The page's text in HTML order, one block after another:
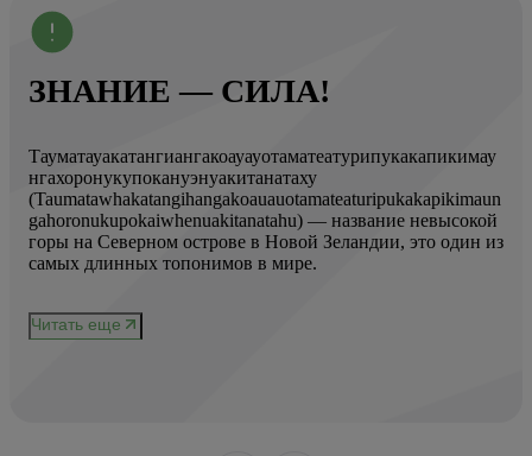
ЗНАНИЕ — СИЛА!
Тауматауакатангиангакоауауотаматеатурипукакапикимау
нгахоронукупокануэнуакитанатаху
(Taumatawhakatangihangakoauauotamateaturipukakapikimaun
gahoronukupokaiwhenuakitanatahu) — название невысокой
горы на Северном острове в Новой Зеландии, это один из
самых длинных топонимов в мире.
Читать еще